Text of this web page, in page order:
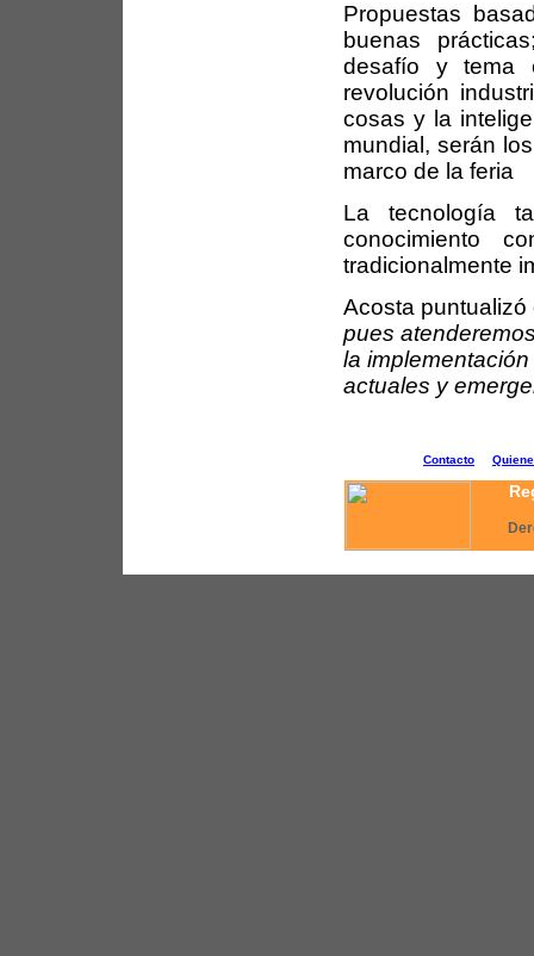
Propuestas
buenas
desafío y tema
revolución
cosas y la
mundial, serán
marco de la feria
La tecnología
conocimiento
tradicionalmente
Acosta puntualizó
pues
la
actuales y
Contacto